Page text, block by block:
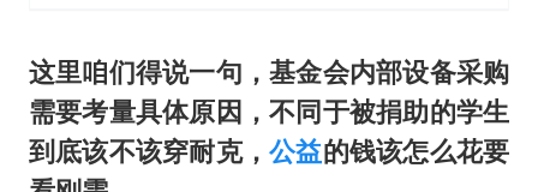
这里咱们得说一句，基金会内部设备采购
需要考量具体原因，不同于被捐助的学生
到底该不该穿耐克，公益的钱该怎么花要